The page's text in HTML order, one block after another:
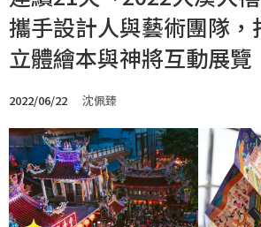
攜手設計人與藝術團隊，
立體繪本與神將互動展覽
2022/06/22 沈佩臻